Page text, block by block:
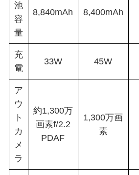
池
容
量
8,840mAh 8,400mAh
充
電
33W 45W
ア
ウ
ト
カ
メ
ラ
約1,300万
画素f/2.2
PDAF
1,300万画
素